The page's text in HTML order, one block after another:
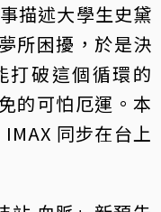
描述大學生史黛
所困擾，於是決
打破這個循環的
的可怕厄運。本
同步在台上